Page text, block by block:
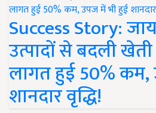
Success Story:
उत्पादों से बदली
लागत हुई 50% कम,
शानदार वृद्धि!